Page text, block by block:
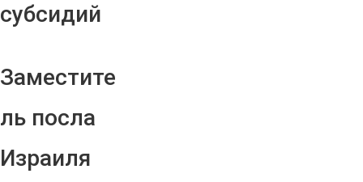
субсидий
Заместите
ль посла
Израиля